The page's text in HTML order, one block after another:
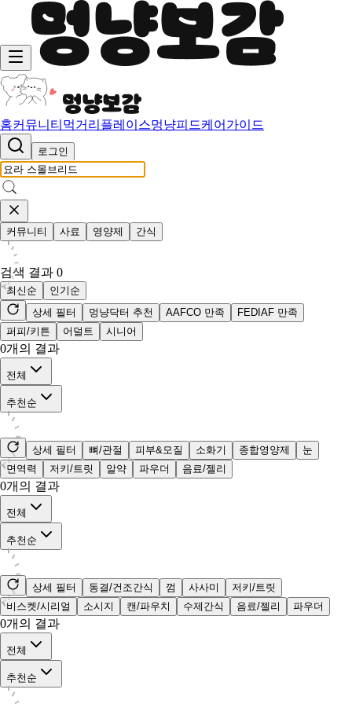
홈커뮤니티 먹거리 플레이스멍냥피드케어가이드
로그인
커뮤니티 사료 영양제 간식
검색 결과 0
최신순
인기순
상세 필터
멍냥닥터 추천 AAFCO 만족
FEDIAF 만족
퍼피/키튼
어덜트 시니어
0개의 결과
전체
추천순
상세 필터 뼈/관절 피부&모질 소화기 종합영양제
눈
면역력
저키/트릿 알약 파우더 음료/젤리
0개의 결과
전체
추천순
상세 필터 동결/건조간식 껌 사사미
저키/트릿
비스켓/시리얼
소시지 캔/파우치 수제간식 음료/젤리 파우더
0개의 결과
전체
추천순